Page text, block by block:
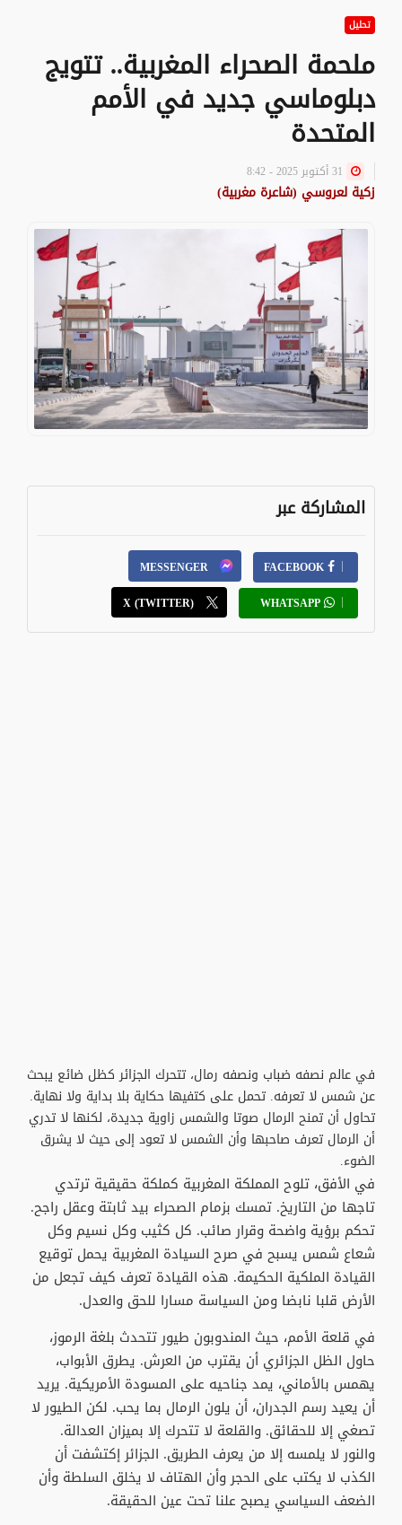
تحليل
ملحمة الصحراء المغربية.. تتويج
دبلوماسي جديد في الأمم
المتحدة
زكية لعروسي (شاعرة مغربية)
المشاركة عبر
FACEBOOK
MESSENGER
WHATSAPP
X (TWITTER)
في عالم نصفه ضباب ونصفه رمال، تتحرك الجزائر كظل ضائع يبحث
عن شمس لا تعرفه. تحمل على كتفيها حكاية بلا بداية ولا نهاية.
تحاول أن تمنح الرمال صوتا والشمس زاوية جديدة، لكنها لا تدري
أن الرمال تعرف صاحبها وأن الشمس لا تعود إلى حيث لا يشرق
الضوء.
في الأفق، تلوح المملكة المغربية كملكة حقيقية ترتدي
تاجها من التاريخ. تمسك بزمام الصحراء بيد ثابتة وعقل راجح.
تحكم برؤية واضحة وقرار صائب. كل كثيب وكل نسيم وكل
شعاع شمس يسبح في صرح السيادة المغربية يحمل توقيع
القيادة الملكية الحكيمة. هذه القيادة تعرف كيف تجعل من
الأرض قلبا نابضا ومن السياسة مسارا للحق والعدل.
في قلعة الأمم، حيث المندوبون طيور تتحدث بلغة الرموز،
حاول الظل الجزائري أن يقترب من العرش. يطرق الأبواب،
يهمس بالأماني، يمد جناحيه على المسودة الأمريكية. يريد
أن يعيد رسم الجدران، أن يلون الرمال بما يحب. لكن الطيور لا
تصغي إلا للحقائق. والقلعة لا تتحرك إلا بميزان العدالة.
والنور لا يلمسه إلا من يعرف الطريق. الجزائر إكتشفت أن
الكذب لا يكتب على الحجر وأن الهتاف لا يخلق السلطة وأن
الضعف السياسي يصبح علنا تحت عين الحقيقة.